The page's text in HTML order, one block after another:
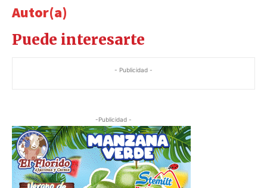
Autor(a)
Puede interesarte
- Publicidad -
-Publicidad -